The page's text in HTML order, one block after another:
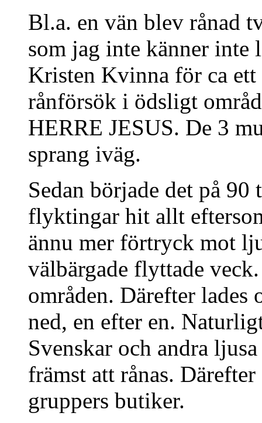
Bl.a. en vän blev rånad
som jag inte känner
Kristen Kvinna för ca ett
rånförsök i ödsligt
HERRE JESUS. De 3
sprang iväg.
Sedan började det på
flyktingar hit allt
ännu mer förtryck mot
välbärgade flyttade
områden. Därefter lades
ned, en efter en.
Svenskar och andra
främst att rånas.
gruppers butiker.